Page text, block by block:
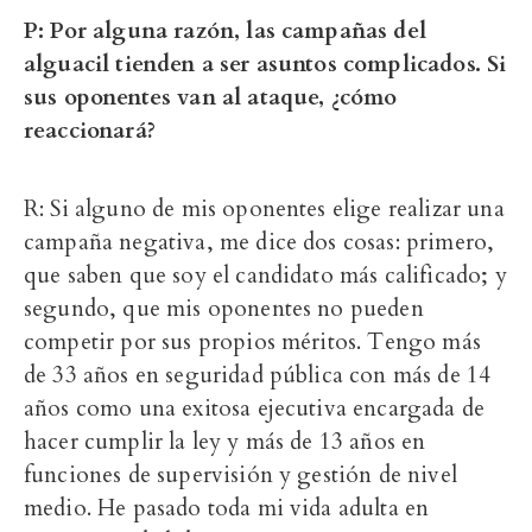
P: Por alguna razón, las campañas del
alguacil tienden a ser asuntos complicados. Si
sus oponentes van al ataque, ¿cómo
reaccionará?
R: Si alguno de mis oponentes elige realizar una
campaña negativa, me dice dos cosas: primero,
que saben que soy el candidato más calificado; y
segundo, que mis oponentes no pueden
competir por sus propios méritos. Tengo más
de 33 años en seguridad pública con más de 14
años como una exitosa ejecutiva encargada de
hacer cumplir la ley y más de 13 años en
funciones de supervisión y gestión de nivel
medio. He pasado toda mi vida adulta en